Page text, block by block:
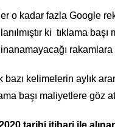
o kadar fazla Google
ki tıklama başı
rakamlara
bazı kelimelerin aylık
başı maliyetlere göz
tarihi itibari ile